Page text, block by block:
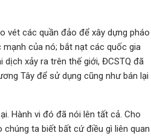
vét các quần đảo để xây dựng pháo
của nó; bắt nạt các quốc gia
xảy ra trên thế giới, ĐCSTQ đã
Tây để sử dụng cũng như bán lại
Hành vi đó đã nói lên tất cả. Cho
ta biết bất cứ điều gì liên quan